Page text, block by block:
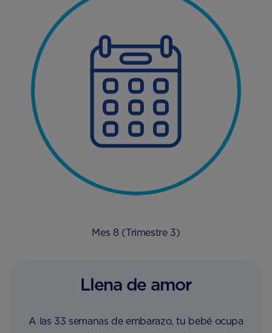
Mes 8 (Trimestre 3)
Llena de amor
A las 33 semanas de embarazo, tu bebé ocupa